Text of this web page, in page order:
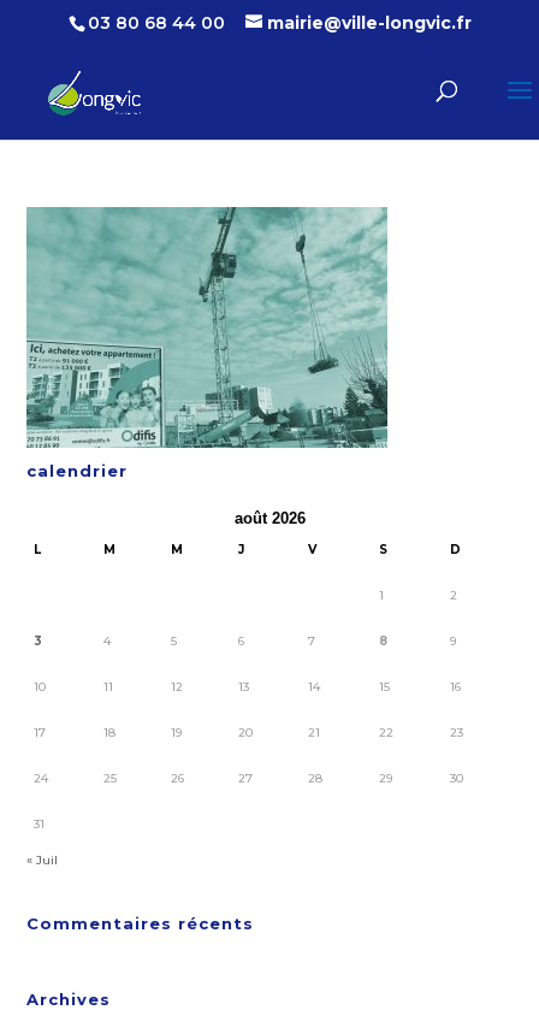
03 80 68 44 00 mairie@ville-longvic.fr
calendrier
août 2026
L M M J V S D
1 2
3 4 5 6 7 8 9
10 11 12 13 14 15 16
17 18 19 20 21 22 23
24 25 26 27 28 29 30
31
« Juil
Commentaires récents
Archives